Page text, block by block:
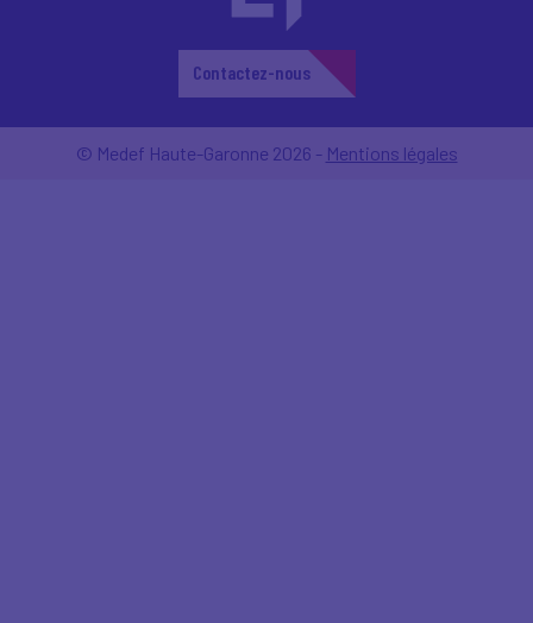
Contactez-nous
© Medef Haute-Garonne 2026 - Mentions légales